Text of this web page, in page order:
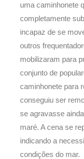
uma caminhonete
completamente
incapaz de se
outros
mobilizaram para
conjunto de
caminhonete para
conseguiu ser
se agravasse
maré. A cena se
indicando a
condições do mar.